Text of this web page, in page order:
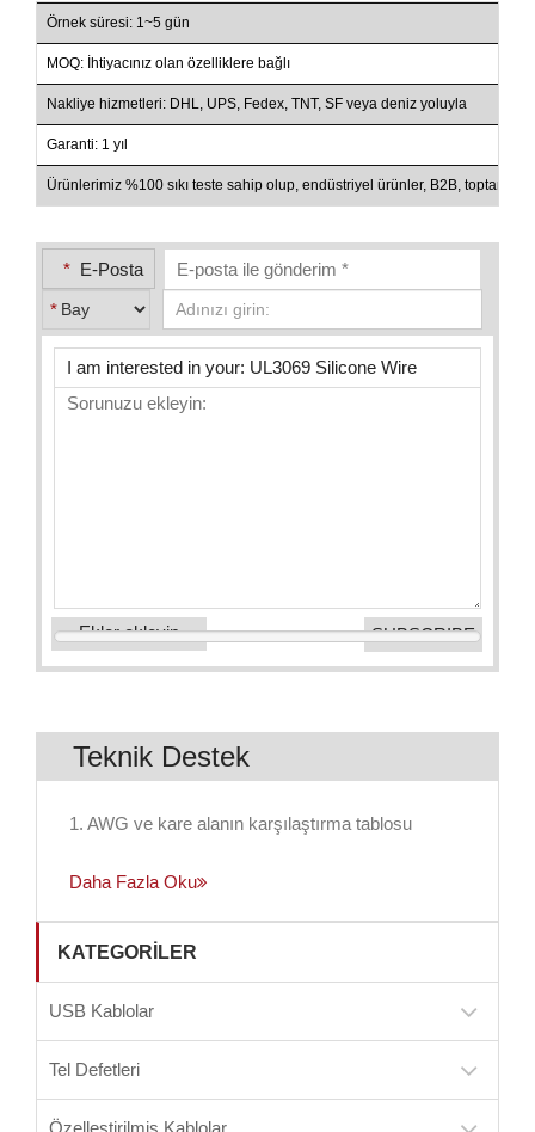
Örnek süresi: 1~5 gün
MOQ: İhtiyacınız olan özelliklere bağlı
Nakliye hizmetleri: DHL, UPS, Fedex, TNT, SF veya deniz yoluyla
Garanti: 1 yıl
Ürünlerimiz %100 sıkı teste sahip olup, endüstriyel ürünler, B2B, toptan
* E-Posta
*
Ekler ekleyin
Teknik Destek
1. AWG ve kare alanın karşılaştırma tablosu
Daha Fazla Oku
KATEGORILER
USB Kablolar
Tel Defetleri
Özelleştirilmiş Kablolar